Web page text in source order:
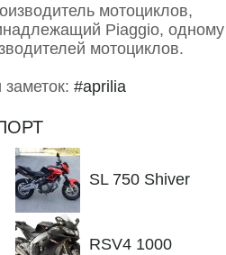
мотоциклов,
Piaggio, одному
мотоциклов.
#aprilia
SL 750 Shiver
RSV4 1000